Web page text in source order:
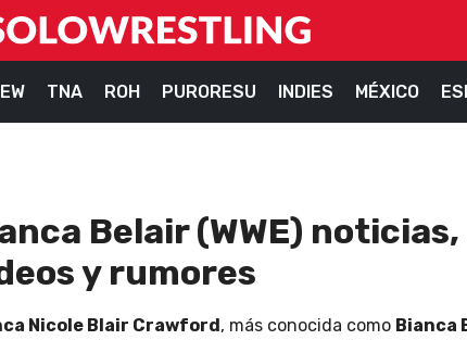
TNA ROH PURORESU INDIES MÉXICO
Belair (WWE)
y rumores
Nicole Blair Crawford, más conocida como Bianca